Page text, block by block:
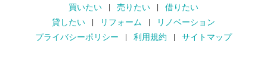
買いたい
売りたい
借りたい
貸したい
リフォーム
リノベーション
プライバシーポリシー
利用規約 サイトマップ